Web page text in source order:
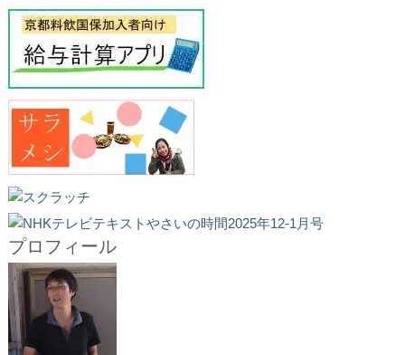
プロフィール